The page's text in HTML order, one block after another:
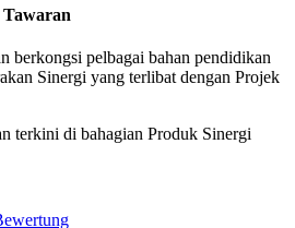
berkongsi pelbagai bahan pendidikan
Sinergi yang terlibat dengan Projek
terkini di bahagian Produk Sinergi